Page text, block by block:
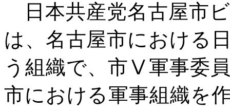
日本共産党名古屋市
は、名古屋市における
う組織で、市Ⅴ軍事委
市における軍事組織を